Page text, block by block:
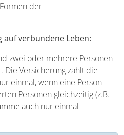
der
auf verbundene Leben:
zwei oder mehrere Personen
Die Versicherung zahlt die
einmal, wenn eine Person
Personen gleichzeitig (z.B.
auch nur einmal